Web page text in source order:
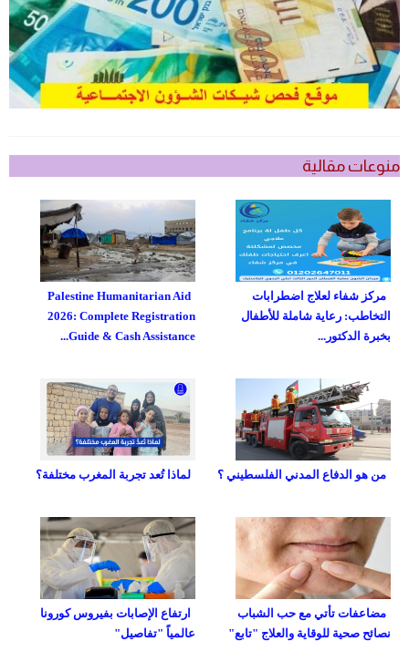
منوعات مقالية
Palestine Humanitarian Aid
2026: Complete Registration
Guide & Cash Assistance...
مركز شفاء لعلاج اضطرابات
التخاطب: رعاية شاملة للأطفال
بخبرة الدكتور...
لماذا تُعد تجربة المغرب مختلفة؟ من هو الدفاع المدني الفلسطيني ؟
ارتفاع الإصابات بفيروس كورونا
عالمياً "تفاصيل"
مضاعفات تأتي مع حب الشباب
نصائح صحية للوقاية والعلاج "تابع"